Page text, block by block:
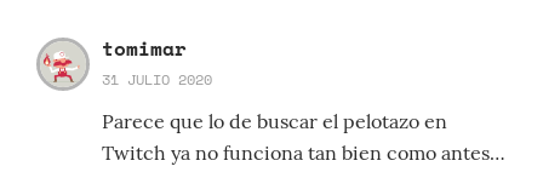
tomimar
31 JULIO 2020
Parece que lo de buscar el pelotazo en
Twitch ya no funciona tan bien como antes…